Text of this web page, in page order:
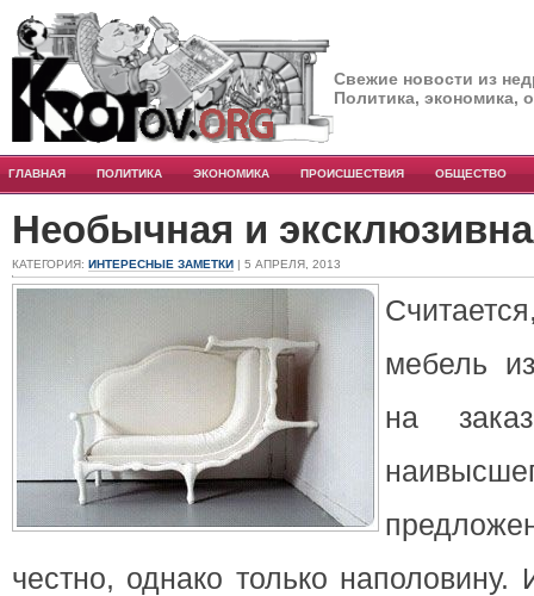
Свежие новости из
Политика, экономика,
ГЛАВНАЯ ПОЛИТИКА ЭКОНОМИКА ПРОИСШЕСТВИЯ ОБЩЕСТВО
Необычная и
КАТЕГОРИЯ: ИНТЕРЕСНЫЕ ЗАМЕТКИ | 5 АПРЕЛЯ, 2013
мебель
на
честно, однако только наполовину.